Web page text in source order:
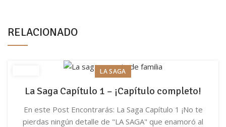
RELACIONADO
LA SAGA
La Saga Capítulo 1 – ¡Capítulo completo!
En este Post Encontrarás: La Saga Capítulo 1 ¡No te
pierdas ningún detalle de "LA SAGA" que enamoró al